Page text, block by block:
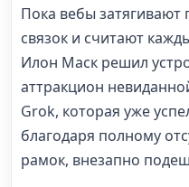
Пока вебы затягивают
связок и считают
Илон Маск решил
аттракцион
Grok, которая уже
благодаря полному
рамок, внезапно